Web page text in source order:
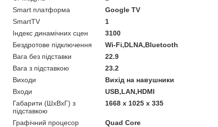
Smart платформа
Google TV
SmartTV
1
Індекс динамічних сцен
3100
Бездротове підключення
Wi-Fi,DLNA,Bluetooth
Вага без підставки
22.9
Вага з підставкою
23.2
Виходи
Вихід на навушники
Входи
USB,LAN,HDMI
Габарити (ШхВхГ) з
підставкою
1668 x 1025 x 335
Графічний процесор
Quad Core